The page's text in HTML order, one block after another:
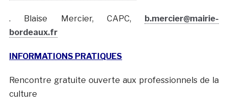
. Blaise Mercier, CAPC, b.mercier@mairie-
bordeaux.fr
INFORMATIONS PRATIQUES
Rencontre gratuite ouverte aux professionnels de la
culture